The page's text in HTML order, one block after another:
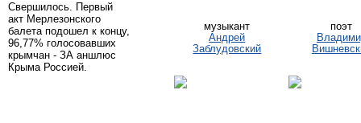
Свершилось. Первый
акт Мерлезонского
балета подошел к концу,
96,77% голосовавших
крымчан - ЗА аншлюс
Крыма Россией.
музыкант
Андрей
Заблудовский
поэт